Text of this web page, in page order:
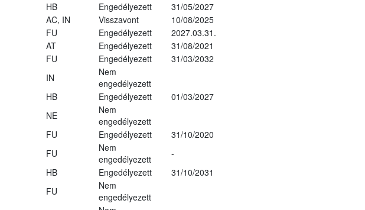
HB Engedélyezett
31/05/2027
AC, IN Visszavont
10/08/2025
FU Engedélyezett
2027.03.31.
AT Engedélyezett
31/08/2021
FU Engedélyezett
31/03/2032
IN
Nem
engedélyezett
HB Engedélyezett
01/03/2027
NE
Nem
engedélyezett
FU Engedélyezett
31/10/2020
FU
Nem
engedélyezett
-
HB Engedélyezett
31/10/2031
FU
Nem
engedélyezett